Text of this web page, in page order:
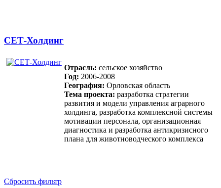
СЕТ-Холдинг
Отрасль: сельское хозяйство
Год: 2006-2008
География: Орловская область
Тема проекта: разработка стратегии
развития и модели управления аграрного
холдинга, разработка комплексной системы
мотивации персонала, организационная
диагностика и разработка антикризисного
плана для животноводческого комплекса
Cбросить фильтр